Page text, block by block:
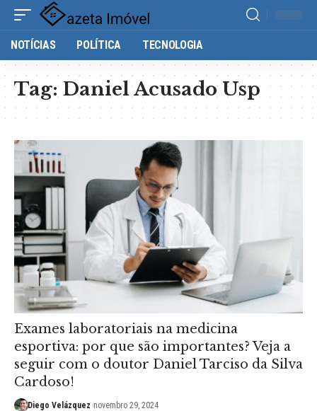
NOTÍCIAS POLÍTICA TECNOLOGIA
Tag:Daniel Acusado Usp
Exames laboratoriais na medicina
esportiva: por que são importantes? Veja a
seguir com o doutor Daniel Tarciso da Silva
Cardoso!
Diego Velázquez novembro 29, 2024